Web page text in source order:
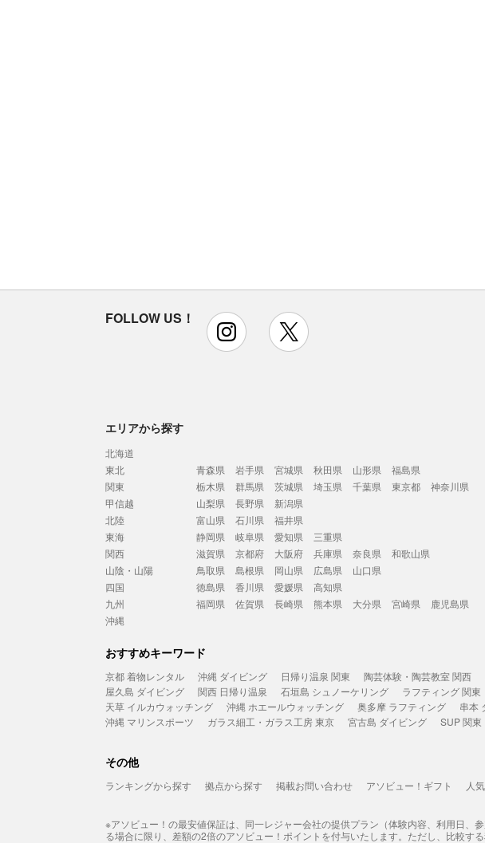
FOLLOW US！ instagram
エリアから探す
北海道
東北
青森県 岩手県 宮城県 秋田県 山形県
福島県
関東
栃木県 群馬県 茨城県 埼玉県 千葉県 東京都
神奈川県
甲信越
山梨県 長野県
新潟県
北陸
富山県 石川県
福井県
東海
静岡県 岐阜県 愛知県
三重県
関西
滋賀県 京都府 大阪府 兵庫県 奈良県
和歌山県
山陰・山陽
鳥取県 島根県 岡山県 広島県
山口県
四国
徳島県 香川県 愛媛県
高知県
九州
福岡県 佐賀県 長崎県 熊本県 大分県 宮崎県
鹿児島県
沖縄
おすすめキーワード
京都 着物レンタル 沖縄 ダイビング 日帰り温泉 関東 陶芸体験・陶芸教室 関西
屋久島 ダイビング
関西 日帰り温泉 石垣島 シュノーケリング ラフティング 関東
天草 イルカウォッチング
沖縄 ホエールウォッチング 奥多摩 ラフティング 串本
沖縄 マリンスポーツ
ガラス細工・ガラス工房 東京 宮古島 ダイビング SUP 関東
その他
ランキングから探す 拠点から探す 掲載お問い合わせ アソビュー！ギフト 人
※アソビュー！の最安値保証は、同一レジャー会社の提供プラン（体験内容、利用日
る場合に限り、差額の2倍のアソビュー！ポイントを付与いたします。ただし、比較す